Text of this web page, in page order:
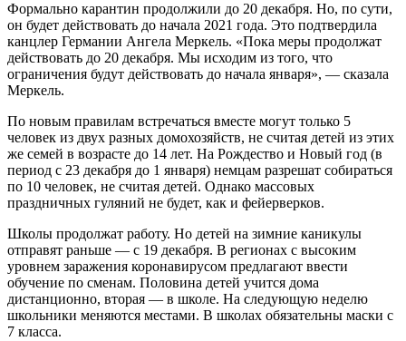
Формально карантин продолжили до 20 декабря. Но, по сути,
он будет действовать до начала 2021 года. Это подтвердила
канцлер Германии Ангела Меркель. «Пока меры продолжат
действовать до 20 декабря. Мы исходим из того, что
ограничения будут действовать до начала января», — сказала
Меркель.
По новым правилам встречаться вместе могут только 5
человек из двух разных домохозяйств, не считая детей из этих
же семей в возрасте до 14 лет. На Рождество и Новый год (в
период с 23 декабря до 1 января) немцам разрешат собираться
по 10 человек, не считая детей. Однако массовых
праздничных гуляний не будет, как и фейерверков.
Школы продолжат работу. Но детей на зимние каникулы
отправят раньше — с 19 декабря. В регионах с высоким
уровнем заражения коронавирусом предлагают ввести
обучение по сменам. Половина детей учится дома
дистанционно, вторая — в школе. На следующую неделю
школьники меняются местами. В школах обязательны маски с
7 класса.